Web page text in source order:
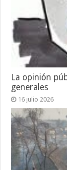
La opinión
generales
16 julio 2026